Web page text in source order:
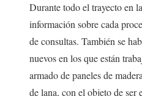
Durante todo el trayecto en
información sobre cada
de consultas. También se
nuevos en los que están
armado de paneles de
de lana, con el objeto de ser